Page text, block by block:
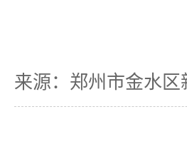
来源：郑州市金水